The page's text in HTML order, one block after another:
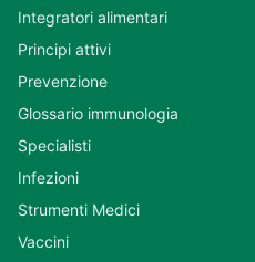
Integratori alimentari
Principi attivi
Prevenzione
Glossario immunologia
Specialisti
Infezioni
Strumenti Medici
Vaccini